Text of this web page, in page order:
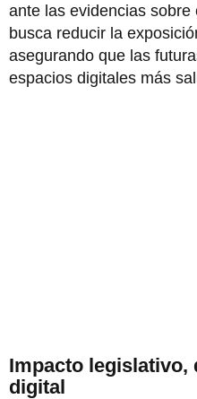
ante las evidencias
busca reducir la
asegurando que las
espacios digitales más
Impacto legislativo,
digital